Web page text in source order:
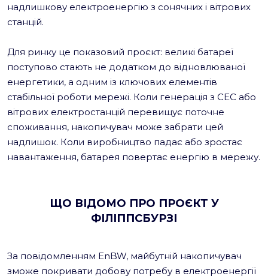
надлишкову електроенергію з сонячних і вітрових
станцій.
Для ринку це показовий проєкт: великі батареї
поступово стають не додатком до відновлюваної
енергетики, а одним із ключових елементів
стабільної роботи мережі. Коли генерація з СЕС або
вітрових електростанцій перевищує поточне
споживання, накопичувач може забрати цей
надлишок. Коли виробництво падає або зростає
навантаження, батарея повертає енергію в мережу.
ЩО ВІДОМО ПРО ПРОЄКТ У
ФІЛІППСБУРЗІ
За повідомленням EnBW, майбутній накопичувач
зможе покривати добову потребу в електроенергії